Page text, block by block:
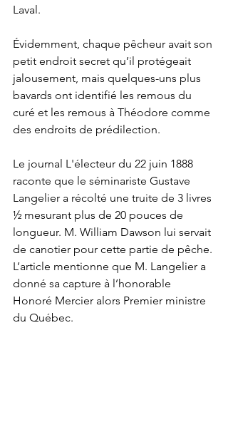
Laval.
Évidemment, chaque pêcheur avait son
petit endroit secret qu’il protégeait
jalousement, mais quelques-uns plus
bavards ont identifié les remous du
curé et les remous à Théodore comme
des endroits de prédilection.
Le journal L'électeur du 22 juin 1888
raconte que le séminariste Gustave
Langelier a récolté une truite de 3 livres
½ mesurant plus de 20 pouces de
longueur. M. William Dawson lui servait
de canotier pour cette partie de pêche.
L’article mentionne que M. Langelier a
donné sa capture à l’honorable
Honoré Mercier alors Premier ministre
du Québec.